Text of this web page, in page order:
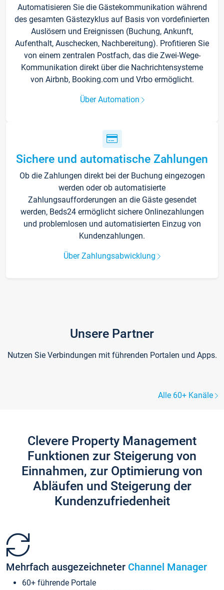
Automatisieren Sie die Gästekommunikation während
des gesamten Gästezyklus auf Basis von vordefinierten
Auslösern und Ereignissen (Buchung, Ankunft,
Aufenthalt, Auschecken, Nachbereitung). Profitieren Sie
von einem zentralen Postfach, das die Zwei-Wege-
Kommunikation direkt über die Nachrichtensysteme
von Airbnb, Booking.com und Vrbo ermöglicht.
Über Automation
Sichere und automatische Zahlungen
Ob die Zahlungen direkt bei der Buchung eingezogen
werden oder ob automatisierte
Zahlungsaufforderungen an die Gäste gesendet
werden, Beds24 ermöglicht sichere Onlinezahlungen
und problemlosen und automatisierten Einzug von
Kundenzahlungen.
Über Zahlungsabwicklung
Unsere Partner
Nutzen Sie Verbindungen mit führenden Portalen und Apps.
Alle 60+ Kanäle
Clevere Property Management
Funktionen zur Steigerung von
Einnahmen, zur Optimierung von
Abläufen und Steigerung der
Kundenzufriedenheit
Mehrfach ausgezeichneter Channel Manager
60+ führende Portale